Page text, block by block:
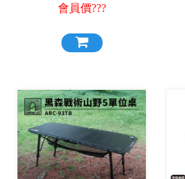
金 單位桌
會員價???